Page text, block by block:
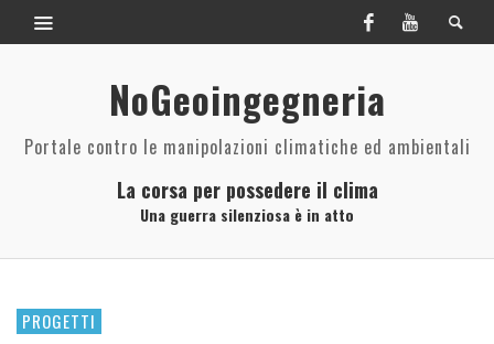
NoGeoingegneria
Portale contro le manipolazioni climatiche ed ambientali
La corsa per possedere il clima
Una guerra silenziosa è in atto
PROGETTI